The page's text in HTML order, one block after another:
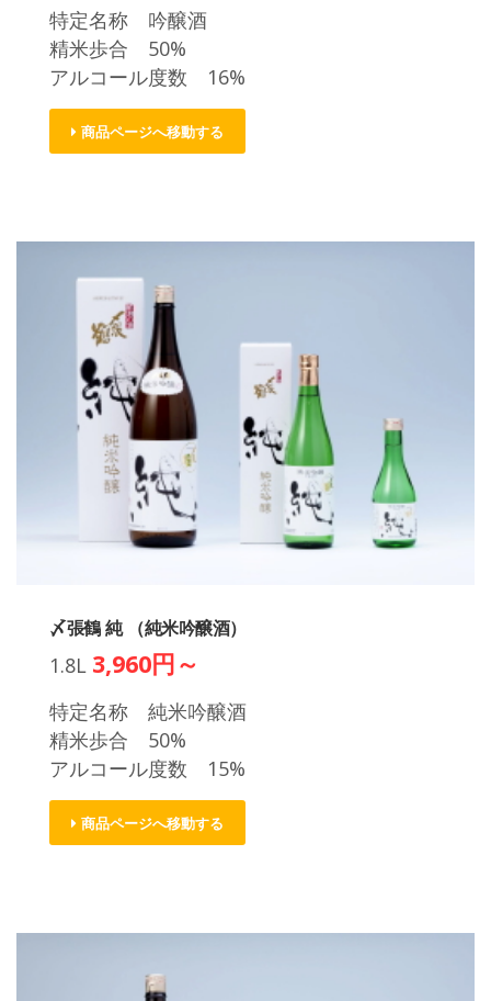
特定名称 吟醸酒
精米歩合 50%
アルコール度数 16%
商品ページへ移動する
〆張鶴 純 （純米吟醸酒）
1.8L 3,960円～
特定名称 純米吟醸酒
精米歩合 50%
アルコール度数 15%
商品ページへ移動する